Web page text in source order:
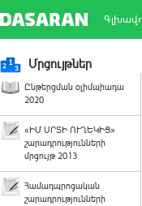
Մրցույթներ
Ընթերցման օլիմպիադա
2020
«ԻՄ ՍՐՏԻ ՈՒՂԵԿԻՑ»
շարադրությունների
մրցույթ 2013
Համադպրոցական
շարադրությունների